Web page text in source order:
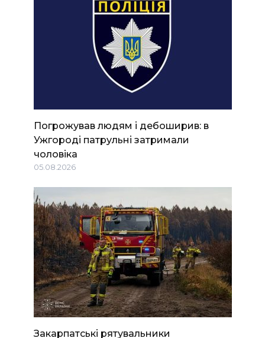
Погрожував людям і дебоширив: в
Ужгороді патрульні затримали
чоловіка
05.08.2026
Закарпатські рятувальники